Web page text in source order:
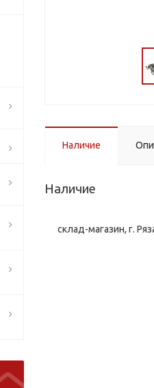
Наличие
Наличие
склад-магазин, г.